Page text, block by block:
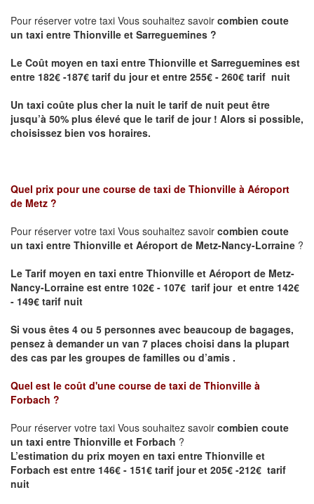
Pour réserver votre taxi Vous souhaitez savoir combien coute
un taxi entre Thionville et Sarreguemines ?
Le Coût moyen en taxi entre Thionville et Sarreguemines est
entre 182€ -187€ tarif du jour et entre 255€ - 260€ tarif nuit
Un taxi coûte plus cher la nuit le tarif de nuit peut être
jusqu’à 50% plus élevé que le tarif de jour ! Alors si possible,
choisissez bien vos horaires.
Quel prix pour une course de taxi de Thionville à Aéroport
de Metz ?
Pour réserver votre taxi Vous souhaitez savoir combien coute
un taxi entre Thionville et Aéroport de Metz-Nancy-Lorraine ?
Le Tarif moyen en taxi entre Thionville et Aéroport de Metz-
Nancy-Lorraine est entre 102€ - 107€ tarif jour et entre 142€
- 149€ tarif nuit
Si vous êtes 4 ou 5 personnes avec beaucoup de bagages,
pensez à demander un van 7 places choisi dans la plupart
des cas par les groupes de familles ou d’amis .
Quel est le coût d'une course de taxi de Thionville à
Forbach ?
Pour réserver votre taxi Vous souhaitez savoir combien coute
un taxi entre Thionville et Forbach ?
L’estimation du prix moyen en taxi entre Thionville et
Forbach est entre 146€ - 151€ tarif jour et 205€ -212€ tarif
nuit